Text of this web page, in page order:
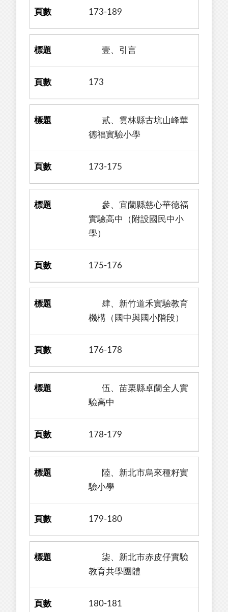
173-189
壹、引言
173
貳、雲林縣古坑山峰華
德福實驗小學
173-175
參、宜蘭縣慈心華德福
實驗高中（附設國民中小
學）
175-176
肆、新竹道禾實驗教育
機構（國中與國小階段）
176-178
伍、苗栗縣卓蘭全人實
驗高中
178-179
陸、新北市烏來種籽實
驗小學
179-180
柒、新北市赤皮仔實驗
教育共學團體
180-181